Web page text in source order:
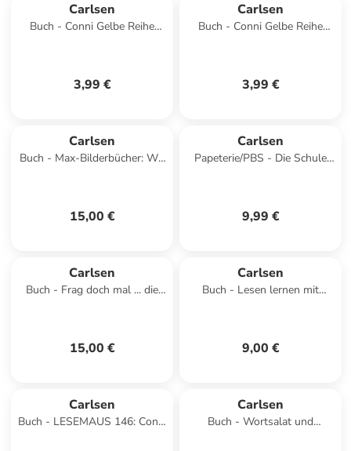
Carlsen
Buch - Conni Gelbe Reihe
3,99 €
Carlsen
Buch - Conni Gelbe Reihe
3,99 €
Carlsen
Buch - Max-Bilderbücher: Wir
15,00 €
Carlsen
Papeterie/PBS - Die Schule
9,99 €
Carlsen
Buch - Frag doch mal ... die
15,00 €
Carlsen
Buch - Lesen lernen mit
9,00 €
Carlsen
Buch - LESEMAUS 146: Conni
Carlsen
Buch - Wortsalat und